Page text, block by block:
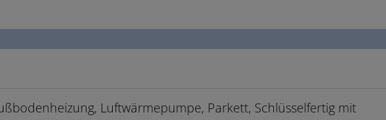
Luftwärmepumpe Parkett Schlüsselfertig mit